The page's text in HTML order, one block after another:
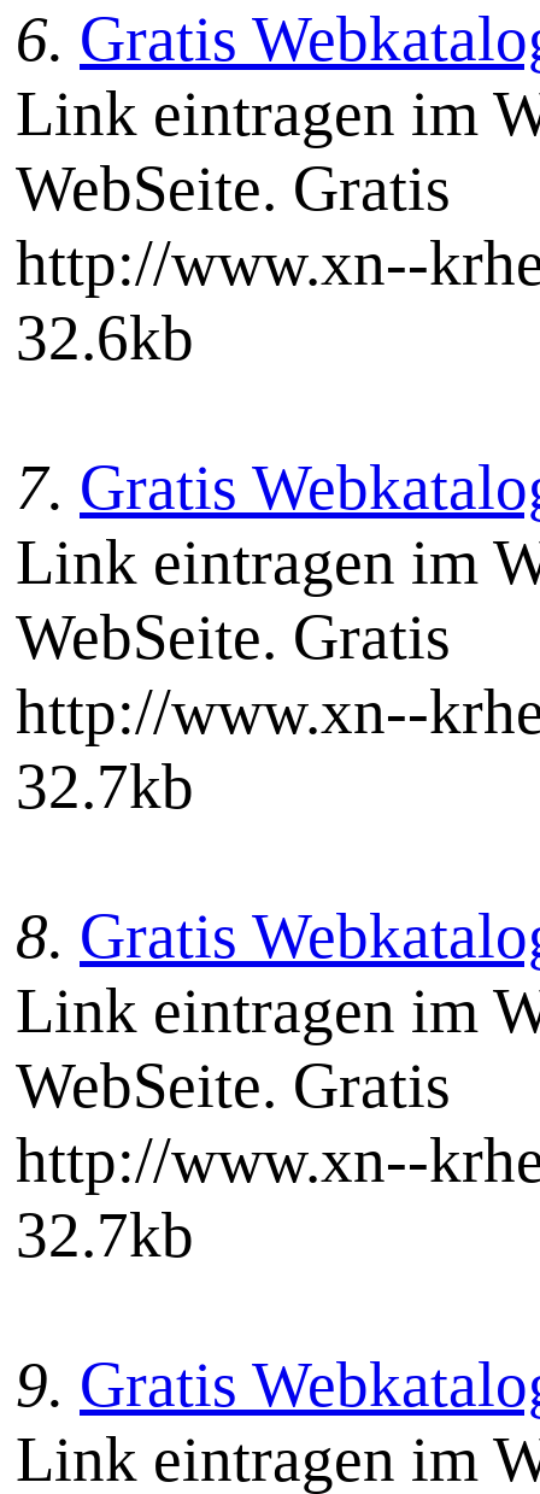
6. Gratis
Link eintragen im
WebSeite. Gratis
http://www.xn--
32.6kb
7. Gratis
Link eintragen im
WebSeite. Gratis
http://www.xn--
32.7kb
8. Gratis
Link eintragen im
WebSeite. Gratis
http://www.xn--
32.7kb
9. Gratis
Link eintragen im